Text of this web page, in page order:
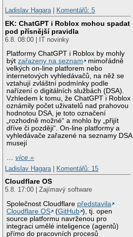
Ladislav Hagara| Komentářů: 5
EK: ChatGPT i Roblox mohou spadat
pod přísnější pravidla
6.8. 08:00 | IT novinky
Platformy ChatGPT i Roblox by mohly
býtzařazeny na seznam
mimořádně
velkých on-line platforem nebo
internetových vyhledávačů, na něž se
vztahují zvláštní podmínky podle
nařízení o digitálních službách (DSA).
Vzhledem k tomu, že ChatGPT i Roblox
oznámily počet uživatelů nad prahovou
hodnotou DSA, je toto označení
„rozhodně možné“ a mohlo by „přijít
dříve či později“. On-line platformy a
vyhledávače zařazené na seznamy DSA
musejí
…více »
Ladislav Hagara | Komentářů: 15
Cloudflare OS
5.8. 17:00 | Zajímavý software
Společnost Cloudflare představila
Cloudflare OS
(GitHub ), tj. open
source platformu navrženou pro
integraci umělé inteligence (agentů)
přímo do pracovních procesů